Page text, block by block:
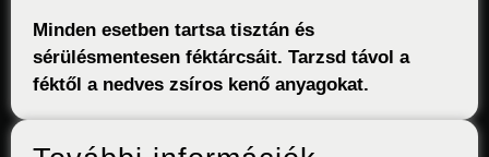
Minden esetben tartsa tisztán és
sérülésmentesen féktárcsáit. Tarzsd távol a
féktől a nedves zsíros kenő anyagokat.